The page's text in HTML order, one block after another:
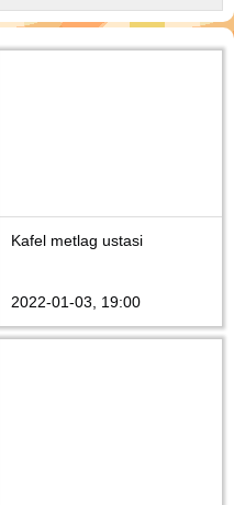
Kafel metlag ustasi
2022-01-03, 19:00